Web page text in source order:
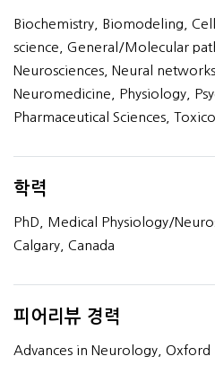
Biochemistry, Biomodeling,
science, General/Molecular
Neurosciences, Neural
Neuromedicine, Physiology,
Pharmaceutical Sciences,
학력
PhD, Medical Physiology/
Calgary, Canada
피어리뷰 경력
Advances in Neurology, Oxford